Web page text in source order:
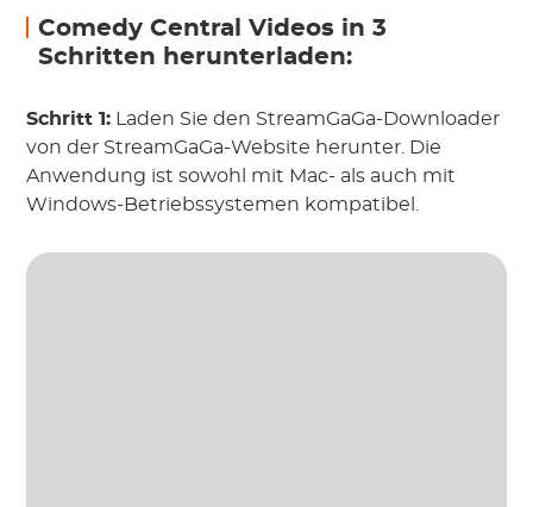
Comedy Central Videos in 3
Schritten herunterladen:
Schritt 1: Laden Sie den StreamGaGa-Downloader
von der StreamGaGa-Website herunter. Die
Anwendung ist sowohl mit Mac- als auch mit
Windows-Betriebssystemen kompatibel.